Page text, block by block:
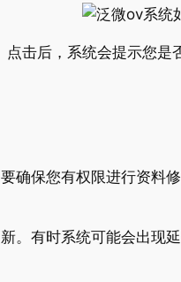
点击后，系统会提示您
确保您有权限进行资料
。有时系统可能会出现